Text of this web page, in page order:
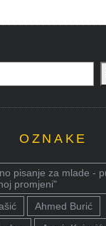
OZNAKE
pisanje za mlade -
promjeni"
Ahmed Burić